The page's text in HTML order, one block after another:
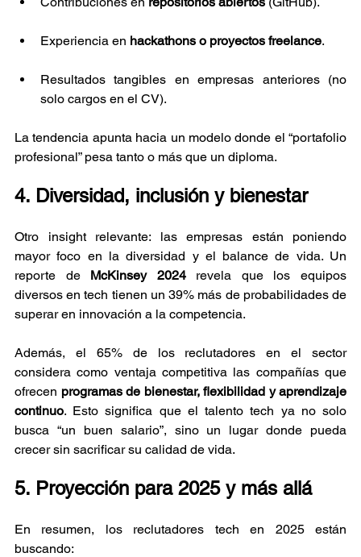
Experiencia en hackathons o proyectos freelance.
Resultados tangibles en empresas anteriores (no
solo cargos en el CV).
La tendencia apunta hacia un modelo donde el “portafolio
profesional” pesa tanto o más que un diploma.
4. Diversidad, inclusión y bienestar
Otro insight relevante: las empresas están poniendo
mayor foco en la diversidad y el balance de vida. Un
reporte de McKinsey 2024 revela que los equipos
diversos en tech tienen un 39% más de probabilidades de
superar en innovación a la competencia.
Además, el 65% de los reclutadores en el sector
considera como ventaja competitiva las compañías que
ofrecen programas de bienestar, flexibilidad y aprendizaje
continuo. Esto significa que el talento tech ya no solo
busca “un buen salario”, sino un lugar donde pueda
crecer sin sacrificar su calidad de vida.
5. Proyección para 2025 y más allá
En resumen, los reclutadores tech en 2025 están
buscando: